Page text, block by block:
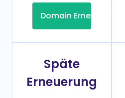
Domain Erneuerung
Späte
Erneuerung